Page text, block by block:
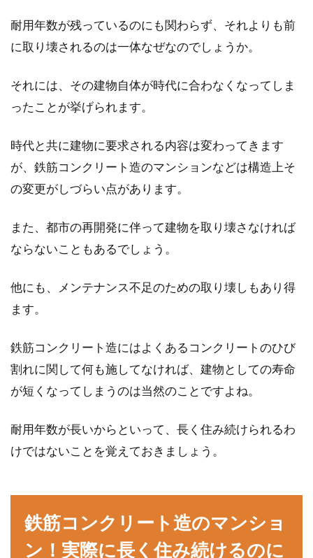
モルタルの床にしたい！メリットと
デメリットを押さえておく
一軒家を新築として建てる予定がある人のなか
考えている人...
耐用年数が残っているのにも関わらず、それよりも前
に取り壊されるのは一体なぜなのでしょうか。
それには、その建物自体が時代に合わなくなってしま
ったことが挙げられます。
時代と共に建物に要求される内容は変わってきます
が、鉄筋コンクリート造のマンションなどは構造上そ
の変更がしづらい点があります。
また、都市の再開発に伴って建物を取り壊さなければ
ならないこともあるでしょう。
他にも、メンテナンス不足のための取り壊しもあり得
ます。
鉄筋コンクリート造にはよくあるコンクリートのひび
割れに関して何も施してなければ、建物としての寿命
が短くなってしまうのは当然のことですよね。
耐用年数が長いからといって、長く住み続けられるわ
けではないことを覚えておきましょう。
鉄筋コンクリート造のマンショ
ン！実際に長く住み続けるのに